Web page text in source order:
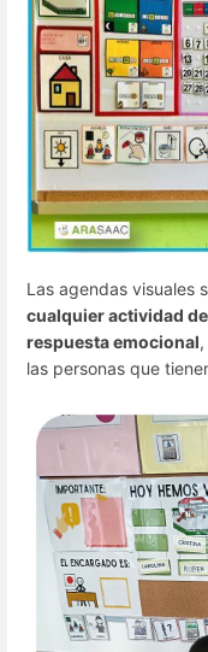
Las agendas visuales
cualquier actividad
respuesta emocional
las personas que